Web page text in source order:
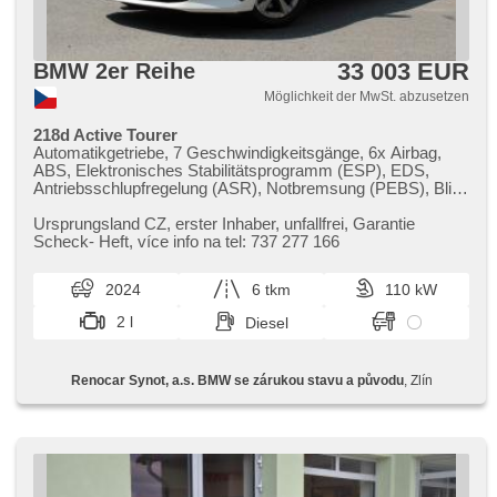
BMW 2er Reihe 33 003 EUR
Möglichkeit der MwSt. abzusetzen
218d Active Tourer
Automatikgetriebe, 7 Geschwindigkeitsgänge, 6x Airbag,
ABS, Elektronisches Stabilitätsprogramm (ESP), EDS,
Antriebsschlupfregelung (ASR), Notbremsung (PEBS), Blind
Servolenkung, 2-Zonen Klimaanlage, Tempomat, LED
adaptivní světlomety, Schaltflutlicht, automatické přepínání
Bordcomputer, dotykové ovládání palubního počítače, volba
jízdního režimu, elektronická ruční brzda, Navigation,
parkovací senzory přední, parkovací senzory zadní,
Parkassistent, Fahrkamera, bezklíčové startování,
pod volantem, Beifahrerairbagdeaktivierung, Telefon,
Android Auto, Apple CarPlay, Bluetooth, El. Deckel des
Zentralverriegelung mit Funkfernbedienung, Sportsitze,
isofix, beheizte Sitze, höheneinstellbare Sitze,
Reifendrucksensor, Abnutzungssensor des Bremsbelages,
Ursprungsland CZ,​ erster Inhaber,​ unfallfrei,​ Garantie
Scheck​- Heft,​ více info na tel: 737 277 166
2024 6 tkm
110 kW
2 l
Diesel
Renocar Synot, a.s. BMW se zárukou stavu a původu, Zlín